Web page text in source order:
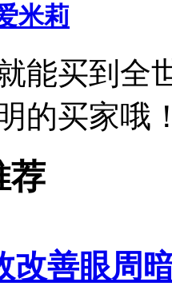
米莉
能买到全
的买家哦
荐
改善眼周